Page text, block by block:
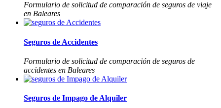
Formulario de solicitud de comparación de seguros de viaje
en Baleares
Seguros de Accidentes
Formulario de solicitud de comparación de seguros de
accidentes en Baleares
Seguros de Impago de Alquiler